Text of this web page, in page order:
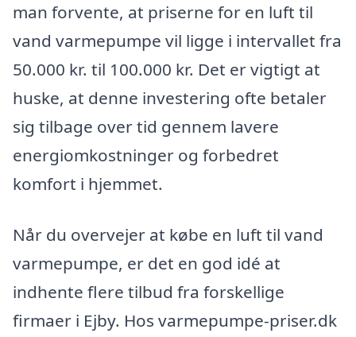
man forvente, at priserne for en luft til
vand varmepumpe vil ligge i intervallet fra
50.000 kr. til 100.000 kr. Det er vigtigt at
huske, at denne investering ofte betaler
sig tilbage over tid gennem lavere
energiomkostninger og forbedret
komfort i hjemmet.
Når du overvejer at købe en luft til vand
varmepumpe, er det en god idé at
indhente flere tilbud fra forskellige
firmaer i Ejby. Hos varmepumpe-priser.dk